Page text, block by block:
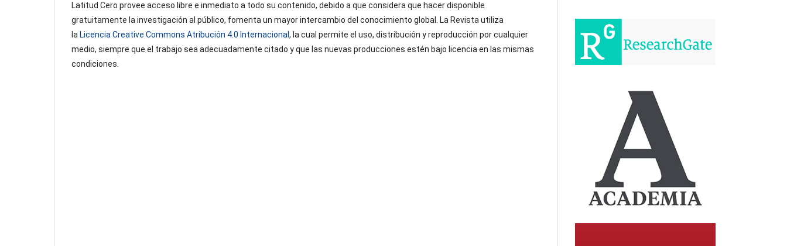
Latitud Cero provee acceso libre e inmediato a todo su contenido, debido a que considera que hacer disponible
gratuitamente la investigación al público, fomenta un mayor intercambio del conocimiento global. La Revista utiliza
la Licencia Creative Commons Atribución 4.0 Internacional , la cual permite el uso, distribución y reproducción por cualquier
medio, siempre que el trabajo sea adecuadamente citado y que las nuevas producciones estén bajo licencia en las mismas
condiciones.